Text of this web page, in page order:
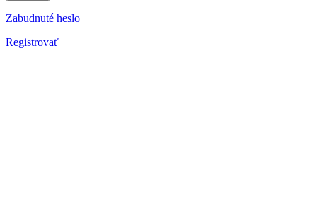
Zabudnuté heslo
Registrovať